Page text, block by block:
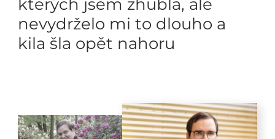
kterých jsem zhubla, ale
nevydrželo mi to dlouho a
kila šla opět nahoru